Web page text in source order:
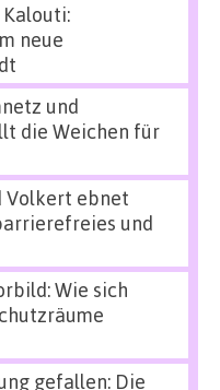
Kalouti:
neue
und
die Weichen für
Volkert ebnet
und
Wie sich
gefallen: Die